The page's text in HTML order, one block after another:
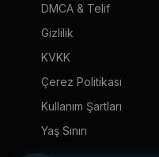
DMCA & Telif
Gizlilik
KVKK
Çerez Politikası
Kullanım Şartları
Yaş Sınırı